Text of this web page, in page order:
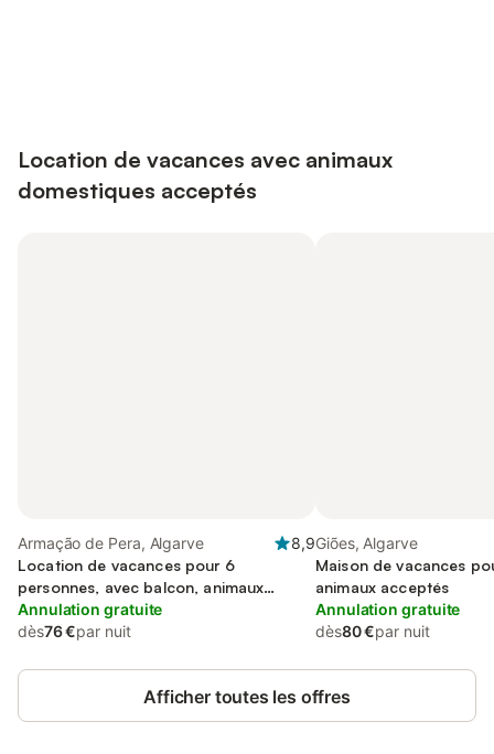
Location de vacances avec animaux
domestiques acceptés
Armação de Pera, Algarve
8,9
Location de vacances pour 6
personnes, avec balcon, animaux
acceptés
Annulation gratuite
dès76 €par nuit
Giões, Algarve
Maison de vacances
animaux acceptés
Annulation gratuite
dès80 €par nuit
Afficher toutes les offres